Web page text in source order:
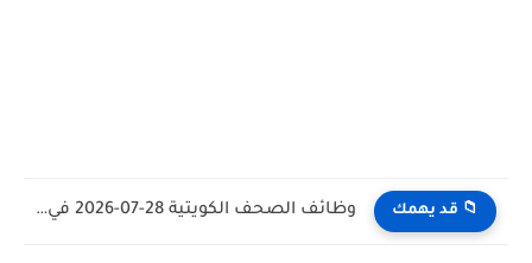
📁 قد يهمك وظائف الكويت اليوم بتاريخ 28-07-2026 للأجانب والمواطنين في مختلف التخصصات